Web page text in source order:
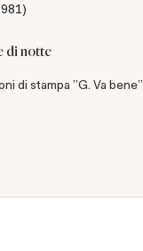
di notte
di stampa "G. Va bene"